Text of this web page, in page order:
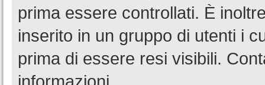
prima essere controllati. È
inserito in un gruppo di utenti i
prima di essere resi visibili.